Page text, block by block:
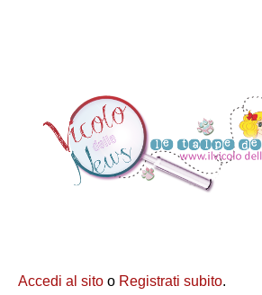
Accedi al sito o Registrati subito.